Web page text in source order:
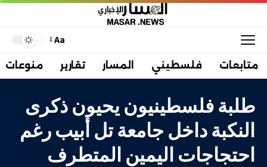
Aa
متابعات فلسطيني المسار تقارير منوعات
طلبة فلسطينيون يحيون ذكرى
النكبة داخل جامعة تل أبيب رغم
احتجاجات اليمين المتطرف